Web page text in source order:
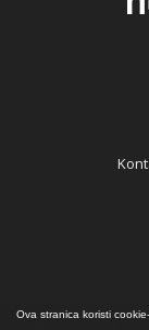
Ova stranica koristi